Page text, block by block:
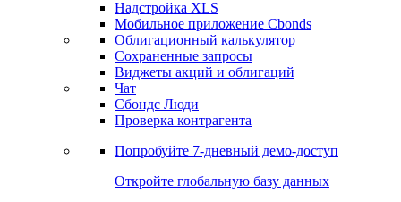
Надстройка XLS
Мобильное приложение Cbonds
Облигационный калькулятор
Сохраненные запросы
Виджеты акций и облигаций
Чат
Сбондс Люди
Проверка контрагента
Попробуйте 7-дневный демо-доступ
Откройте глобальную базу данных